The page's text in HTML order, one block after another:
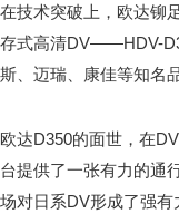
在技术突破上，欧达铆
存式高清DV——HDV-
斯、迈瑞、康佳等知名
欧达D350的面世，在
台提供了一张有力的通
场对日系DV形成了强